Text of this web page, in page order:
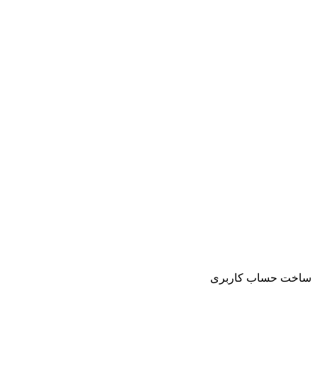
ساخت حساب کاربری